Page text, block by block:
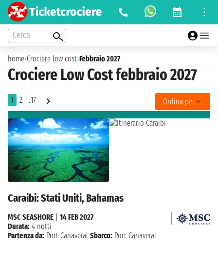
Cerca
home›Crociere low cost›Febbraio 2027
Crociere Low Cost febbraio 2027
1 2 ..17 Ordina per
Caraibi: Stati Uniti, Bahamas
MSC SEASHORE
14 FEB 2027
Durata: 4 notti
Partenza da: Port Canaveral Sbarco: Port Canaveral